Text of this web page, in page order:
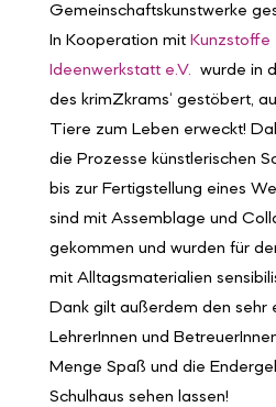
Gemeinschaftskunstwerke
In Kooperation mit Kunzstoffe
Ideenwerkstatt e.V. wurde in
des krimZkrams‘ gestöbert,
Tiere zum Leben erweckt!
die Prozesse künstlerischen
bis zur Fertigstellung eines
sind mit Assemblage und
gekommen und wurden für
mit Alltagsmaterialien
Dank gilt außerdem den sehr
LehrerInnen und
Menge Spaß und die
Schulhaus sehen lassen!